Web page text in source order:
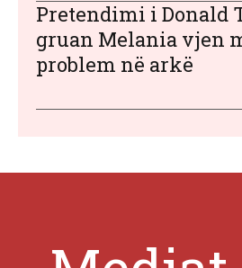
Pretendimi i Donald
gruan Melania vjen
problem në arkë